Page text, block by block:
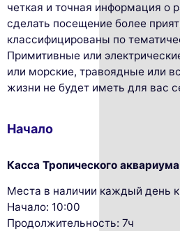
четкая и точная информация о
сделать посещение более
классифицированы по
Примитивные или
или морские, травоядные или
жизни не будет иметь для вас
Начало
Касса Тропического аквариума
Места в наличии каждый день
Начало: 10:00
Продолжительность: 7ч